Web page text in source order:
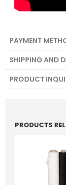
PAYMENT
SHIPPING AND
PRODUCT
PRODUCTS